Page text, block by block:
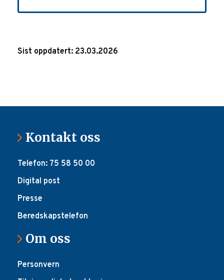
Sist oppdatert: 23.03.2026
Kontakt oss
Telefon: 75 58 50 00
Digital post
Presse
Beredskapstelefon
Om oss
Personvern